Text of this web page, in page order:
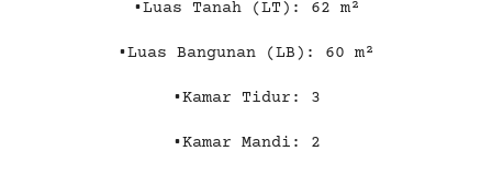
•Luas Tanah (LT): 62 m²
•Luas Bangunan (LB): 60 m²
•Kamar Tidur: 3
•Kamar Mandi: 2